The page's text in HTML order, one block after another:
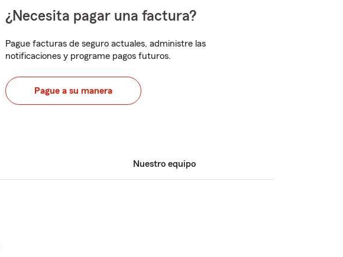
¿Necesita pagar una factura?
Pague facturas de seguro actuales, administre las
notificaciones y programe pagos futuros.
Pague a su manera
Nuestro equipo